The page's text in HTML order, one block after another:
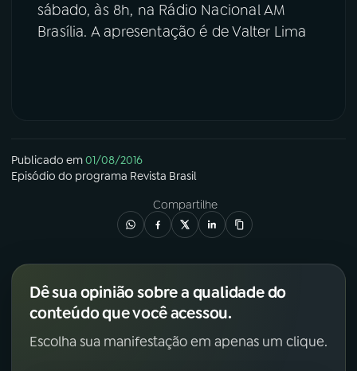
sábado, às 8h, na Rádio Nacional AM
Brasília. A apresentação é de Valter Lima
Publicado em01/08/2016
Episódio do programa Revista Brasil
Compartilhe
Dê sua opinião sobre a qualidade do
conteúdo que você acessou.
Escolha sua manifestação em apenas um clique.